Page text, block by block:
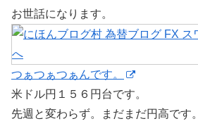
お世話になります。
つぁつぁつぁんです。
米ドル円１５６円台です。
先週と変わらず。まだまだ円高です。